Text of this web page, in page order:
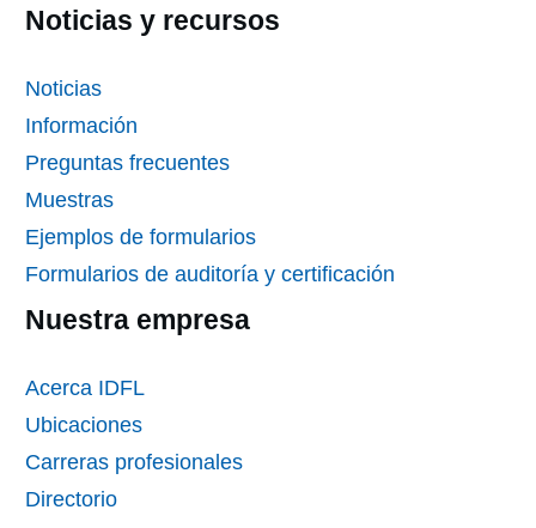
Noticias y recursos
Noticias
Información
Preguntas frecuentes
Muestras
Ejemplos de formularios
Formularios de auditoría y certificación
Nuestra empresa
Acerca IDFL
Ubicaciones
Carreras profesionales
Directorio